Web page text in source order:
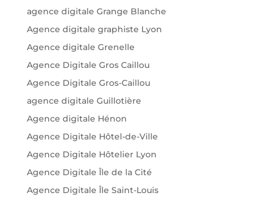
agence digitale Grange Blanche
Agence digitale graphiste Lyon
Agence digitale Grenelle
Agence Digitale Gros Caillou
Agence Digitale Gros-Caillou
agence digitale Guillotière
Agence digitale Hénon
Agence Digitale Hôtel-de-Ville
Agence Digitale Hôtelier Lyon
Agence Digitale Île de la Cité
Agence Digitale Île Saint-Louis